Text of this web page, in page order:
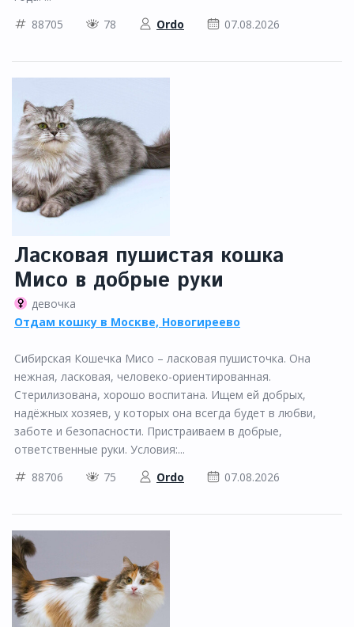
88705
78 Ordo 07.08.2026
Ласковая пушистая кошка
Мисо в добрые руки
девочка
Отдам кошку в Москве, Новогиреево
Сибирская Кошечка Мисо – ласковая пушисточка. Она
нежная, ласковая, человеко-ориентированная.
Стерилизована, хорошо воспитана. Ищем ей добрых,
надёжных хозяев, у которых она всегда будет в любви,
заботе и безопасности. Пристраиваем в добрые,
ответственные руки. Условия:...
88706
75 Ordo 07.08.2026